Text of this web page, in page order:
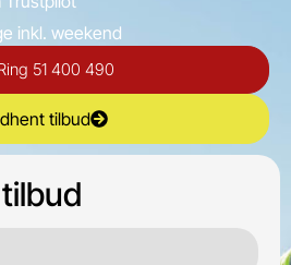
inkl. weekend
51 400 490
tilbud